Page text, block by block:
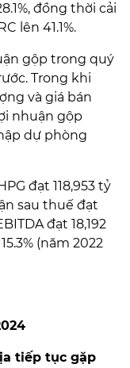
đồng thời cải
lên 41.1%.
gộp trong quý
Trong khi
và giá bán
nhuận gộp
dự phòng
đạt 118,953 tỷ
sau thuế đạt
đạt 18,192
(năm 2022
tiếp tục gặp